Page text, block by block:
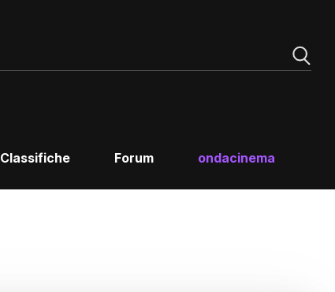
Classifiche Forum ondacinema